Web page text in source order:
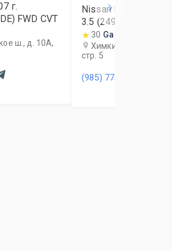
г.
FWD CVT
ш., д. 10А,
Nissan Murano
3.5 (249Hp)
30 Garazh.me
Химки,
стр. 5
(985) 776-98-68